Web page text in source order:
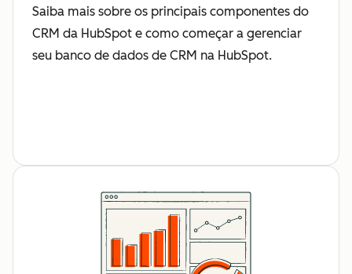
Saiba mais sobre os principais componentes do
CRM da HubSpot e como começar a gerenciar
seu banco de dados de CRM na HubSpot.